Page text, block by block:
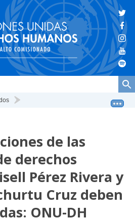
de las
derechos
Pérez Rivera y
Cruz deben
ONU-DH